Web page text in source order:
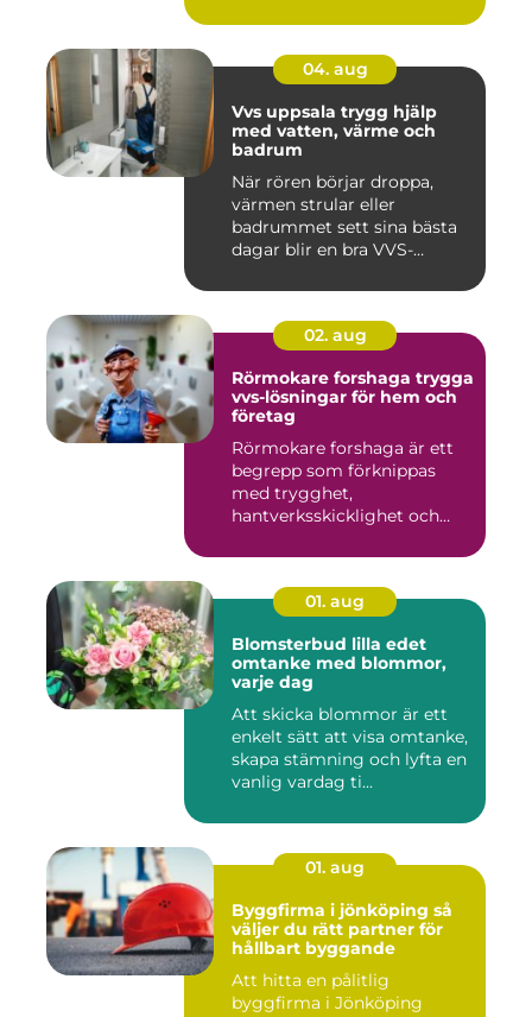
04. aug
Vvs uppsala trygg hjälp
med vatten, värme och
badrum
När rören börjar droppa,
värmen strular eller
badrummet sett sina bästa
dagar blir en bra VVS-
02. aug
Rörmokare forshaga trygga
vvs-lösningar för hem och
företag
Rörmokare forshaga är ett
begrepp som förknippas
med trygghet,
hantverksskicklighet och
01. aug
Blomsterbud lilla edet
omtanke med blommor,
varje dag
Att skicka blommor är ett
enkelt sätt att visa omtanke,
skapa stämning och lyfta en
vanlig vardag ti...
01. aug
Byggfirma i jönköping så
väljer du rätt partner för
hållbart byggande
Att hitta en pålitlig
byggfirma i Jönköping